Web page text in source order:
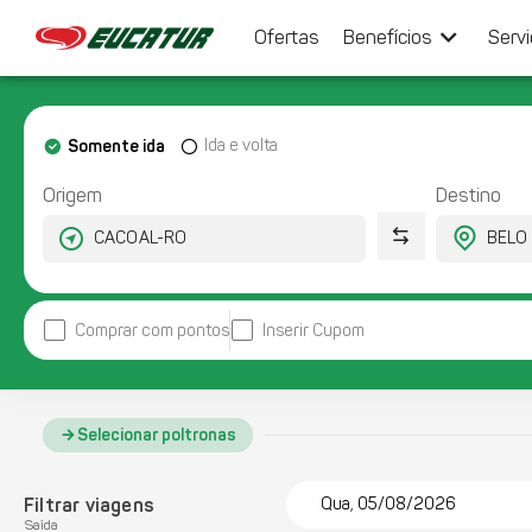
Ofertas Benefícios keyboard_arrow_down
Origem Destino
Somente ida Ida e volta
Comprar com pontos Inserir Cupom
Selecionar poltronas
Filtrar viagens
Saída
Qua, 05/08/2026